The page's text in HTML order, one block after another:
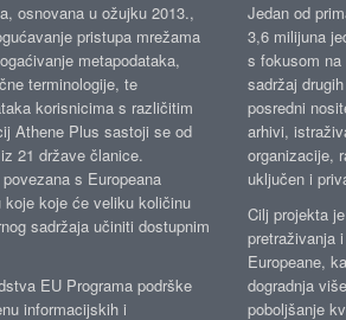
osnovana u ožujku 2013.,
pristupa mrežama
metapodataka,
terminologije, te
korisnicima s različitim
Athene Plus sastoji se od
21 države članice.
s Europeana
koje koje će veliku količinu
sadržaja učiniti dostupnim
EU Programa podrške
informacijskih i
Jedan od
3,6 milijuna
s fokusom
sadržaj
posredni
arhivi,
organizacije,
uključen i
Cilj projekta
pretraživanja
Europeane,
dogradnja
poboljšanje